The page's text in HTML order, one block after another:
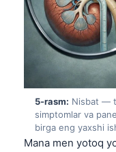
5-rasm: Nisbat —
simptomlar va
birga eng yaxshi
Mana men yotoq
سنڌي
অসমীয়া
Latviešu
Македонски
Euskara